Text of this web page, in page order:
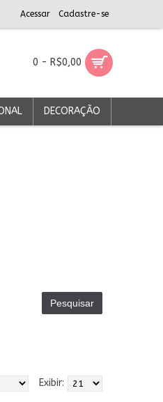
Acessar Cadastre-se
0 - R$0,00
DECORAÇÃO
Exibir: